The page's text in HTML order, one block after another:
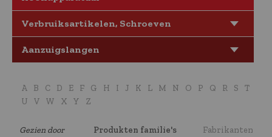
Verbruiksartikelen, Schroeven
Aanzuigslangen
A B C D E F G H I J K L M N O P Q R S
T
U
V W X Y Z
Gezien door Produkten familie's
Fabrikanten